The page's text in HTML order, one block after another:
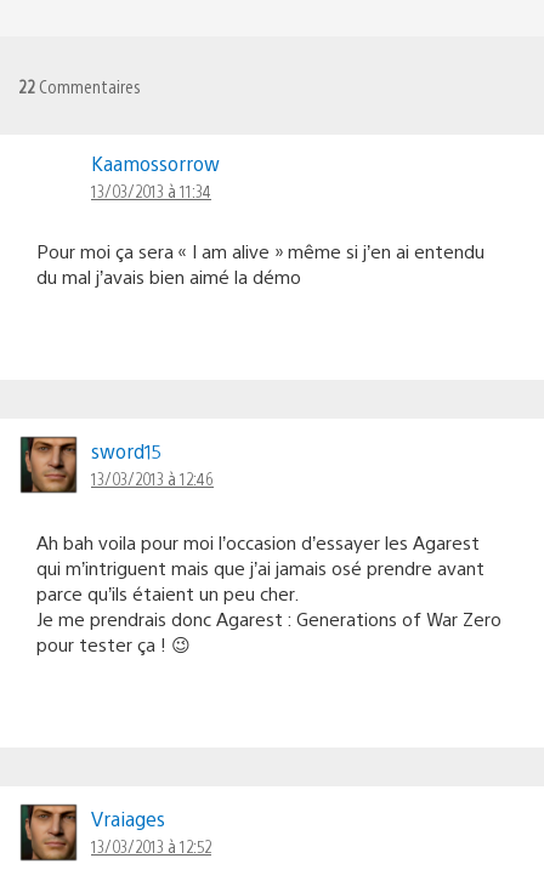
22 Commentaires
Kaamossorrow
13/03/2013 à 11:34
Pour moi ça sera « I am alive » même si j’en ai entendu
du mal j’avais bien aimé la démo
sword15
13/03/2013 à 12:46
Ah bah voila pour moi l’occasion d’essayer les Agarest
qui m’intriguent mais que j’ai jamais osé prendre avant
parce qu’ils étaient un peu cher.
Je me prendrais donc Agarest : Generations of War Zero
pour tester ça ! 😉
Vraiages
13/03/2013 à 12:52